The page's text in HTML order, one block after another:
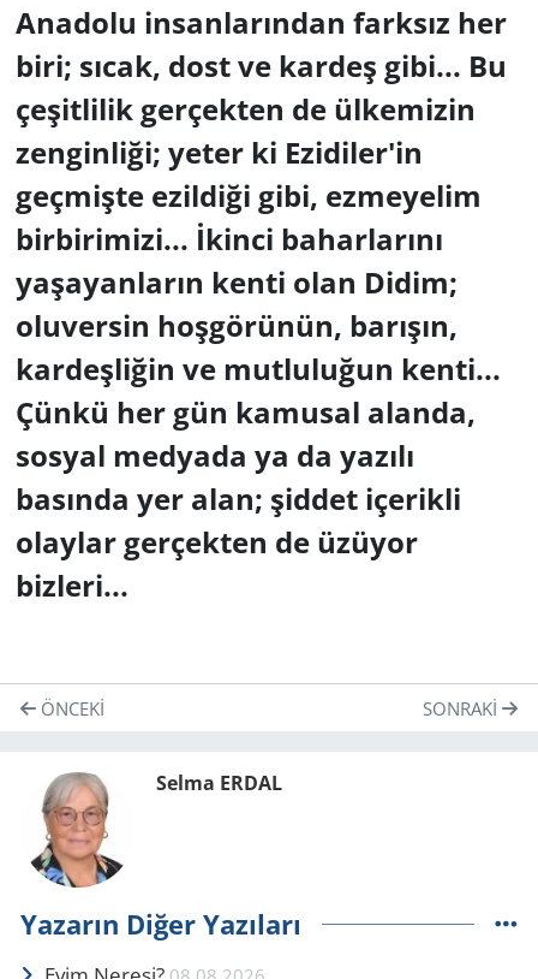
Anadolu insanlarından farksız her
biri; sıcak, dost ve kardeş gibi... Bu
çeşitlilik gerçekten de ülkemizin
zenginliği; yeter ki Ezidiler'in
geçmişte ezildiği gibi, ezmeyelim
birbirimizi... İkinci baharlarını
yaşayanların kenti olan Didim;
oluversin hoşgörünün, barışın,
kardeşliğin ve mutluluğun kenti...
Çünkü her gün kamusal alanda,
sosyal medyada ya da yazılı
basında yer alan; şiddet içerikli
olaylar gerçekten de üzüyor
bizleri...
ÖNCEKI SONRAKI
Selma ERDAL
Yazarın Diğer Yazıları